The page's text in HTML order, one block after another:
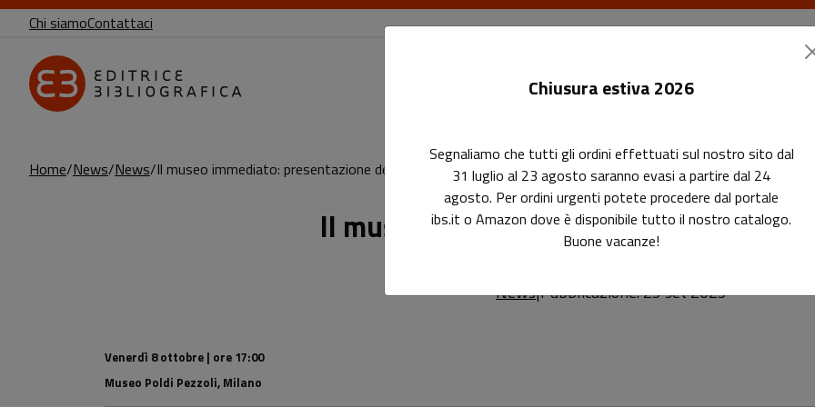
Chi siamoContattaci
Le riviste I corsi
Home News News Il museo immediato: presentazione del volume
Il museo immediato: presentazione del
Sottotitolo non presente: Il museo immediato: presentazione del volume
News|Pubblicazione: 25 set 2025
Venerdì 8 ottobre | ore 17:00
Museo Poldi Pezzoli, Milano
Chiusura estiva 2026
Segnaliamo che tutti gli ordini effettuati sul nostro sito dal
31 luglio al 23 agosto saranno evasi a partire dal 24
agosto. Per ordini urgenti potete procedere dal portale
ibs.it o Amazon dove è disponibile tutto il nostro catalogo.
Buone vacanze!